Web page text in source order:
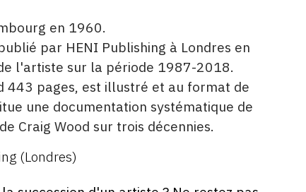
en 1960.
par HENI Publishing à Londres en
l'artiste sur la période 1987-2018.
443 pages, est illustré et au format de
une documentation systématique de
Craig Wood sur trois décennies.
(Londres)